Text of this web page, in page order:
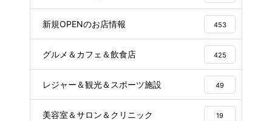
新規OPENのお店情報 453
グルメ＆カフェ＆飲食店 425
レジャー＆観光＆スポーツ施設 49
美容室＆サロン＆クリニック 19